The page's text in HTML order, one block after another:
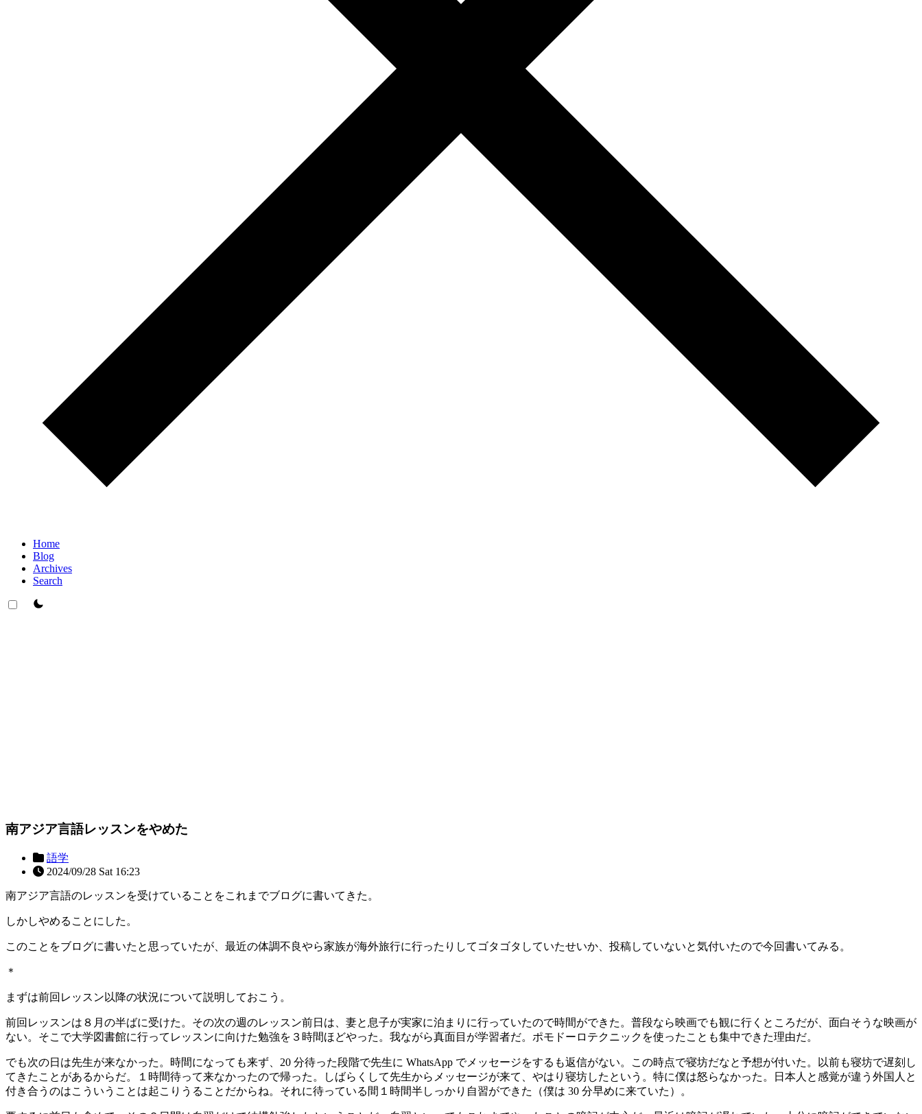
Home
Blog
Archives
Search
theme switcher
南アジア言語レッスンをやめた
語学
2024/09/28 Sat 16:23
南アジア言語のレッスンを受けていることをこれまでブログに書いてきた。
しかしやめることにした。
このことをブログに書いたと思っていたが、最近の体調不良やら家族が海外旅行に行ったりしてゴタゴタしていたせいか、投稿していないと気付いたので今回書いてみる。
＊
まずは前回レッスン以降の状況について説明しておこう。
前回レッスンは８月の半ばに受けた。その次の週のレッスン前日は、妻と息子が実家に泊まりに行っていたので時間ができた。普段なら映画でも観に行くところだが、面白そうな映画が
ない。そこで大学図書館に行ってレッスンに向けた勉強を３時間ほどやった。我ながら真面目が学習者だ。ポモドーロテクニックを使ったことも集中できた理由だ。
でも次の日は先生が来なかった。時間になっても来ず、20 分待った段階で先生に WhatsApp でメッセージをするも返信がない。この時点で寝坊だなと予想が付いた。以前も寝坊で遅刻し
てきたことがあるからだ。１時間待って来なかったので帰った。しばらくして先生からメッセージが来て、やはり寝坊したという。特に僕は怒らなかった。日本人と感覚が違う外国人と
付き合うのはこういうことは起こりうることだからね。それに待っている間１時間半しっかり自習ができた（僕は 30 分早めに来ていた）。